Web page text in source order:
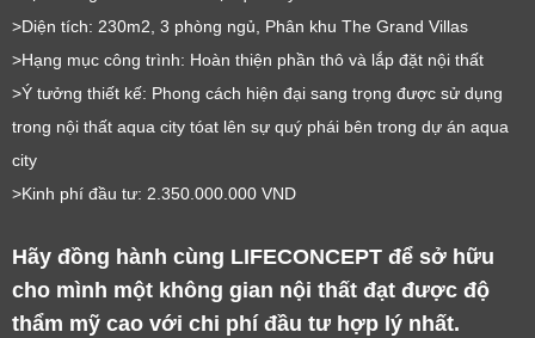
>Diện tích: 230m2, 3 phòng ngủ, Phân khu The Grand Villas
>Hạng mục công trình: Hoàn thiện phần thô và lắp đặt nội thất
>Ý tưởng thiết kế: Phong cách hiện đại sang trọng được sử dụng
trong nội thất aqua city tóat lên sự quý phái bên trong dự án aqua
city
>Kinh phí đầu tư: 2.350.000.000 VND
Hãy đồng hành cùng LIFECONCEPT để sở hữu
cho mình một không gian nội thất đạt được độ
thẩm mỹ cao với chi phí đầu tư hợp lý nhất.